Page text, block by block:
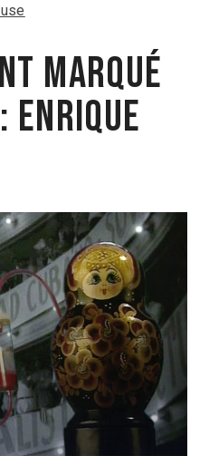
marqué
Enrique